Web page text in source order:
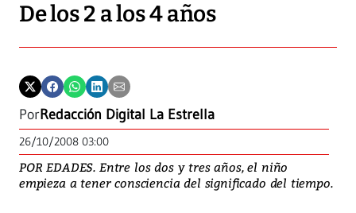
De los 2 a los 4 años
PorRedacción Digital La Estrella
26/10/2008 03:00
POR EDADES. Entre los dos y tres años, el niño
empieza a tener consciencia del significado del tiempo.